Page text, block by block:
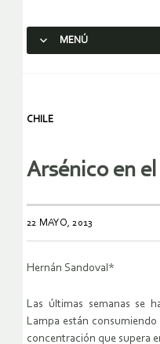
MENÚ
CHILE
Arsénico en
22 MAYO, 2013
Hernán Sandoval*
Las últimas semanas se
Lampa están
concentración que supera